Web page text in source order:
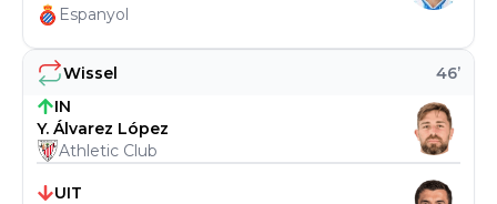
Wissel 46’
IN
Y. Álvarez López
Athletic Club
UIT
Espanyol